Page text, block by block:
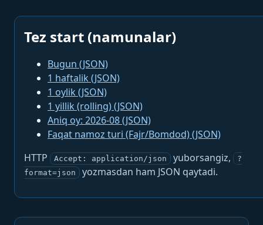
Tez start (namunalar)
Bugun (JSON)
1 haftalik (JSON)
1 oylik (JSON)
1 yillik (rolling) (JSON)
Aniq oy: 2026-08 (JSON)
Faqat namoz turi (Fajr/Bomdod) (JSON)
HTTP
Accept: application/json yuborsangiz,
?
format=json
yozmasdan ham JSON qaytadi.